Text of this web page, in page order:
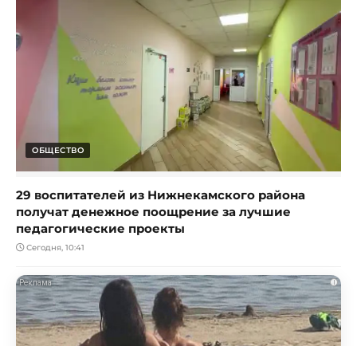
ОБЩЕСТВО
29 воспитателей из Нижнекамского района
получат денежное поощрение за лучшие
педагогические проекты
Сегодня, 10:41
i